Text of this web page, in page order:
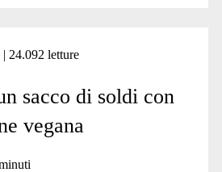
24.092 letture
sacco di soldi con
vegana